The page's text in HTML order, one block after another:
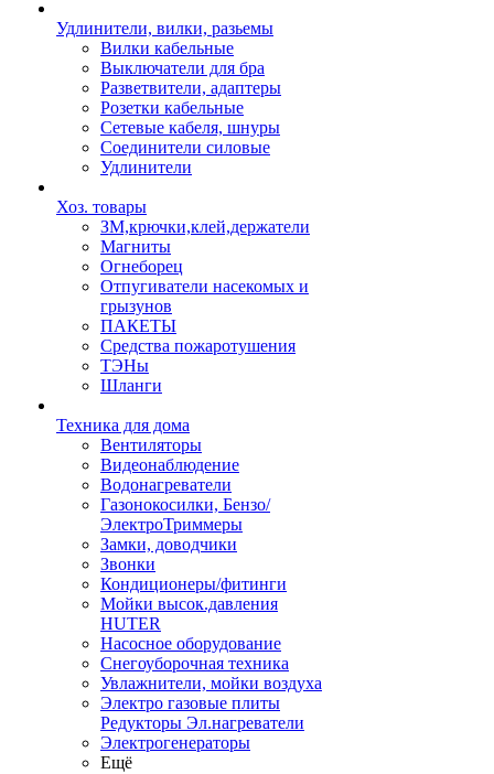
Удлинители, вилки, разьемы
Вилки кабельные
Выключатели для бра
Разветвители, адаптеры
Розетки кабельные
Сетевые кабеля, шнуры
Соединители силовые
Удлинители
Хоз. товары
ЗМ,крючки,клей,держатели
Магниты
Огнеборец
Отпугиватели насекомых и
грызунов
ПАКЕТЫ
Средства пожаротушения
ТЭНы
Шланги
Техника для дома
Вентиляторы
Видеонаблюдение
Водонагреватели
Газонокосилки, Бензо/
ЭлектроТриммеры
Замки, доводчики
Звонки
Кондиционеры/фитинги
Мойки высок.давления
HUTER
Насосное оборудование
Снегоуборочная техника
Увлажнители, мойки воздуха
Электро газовые плиты
Редукторы Эл.нагреватели
Электрогенераторы
Ещё